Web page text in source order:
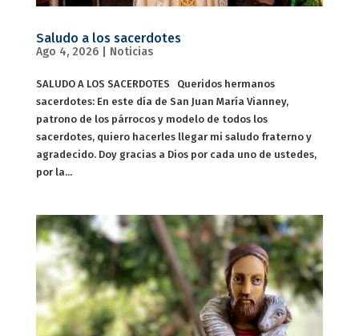
Saludo a los sacerdotes
Ago 4, 2026| Noticias
SALUDO A LOS SACERDOTES Queridos hermanos
sacerdotes: En este día de San Juan María Vianney,
patrono de los párrocos y modelo de todos los
sacerdotes, quiero hacerles llegar mi saludo fraterno y
agradecido. Doy gracias a Dios por cada uno de ustedes,
por la...